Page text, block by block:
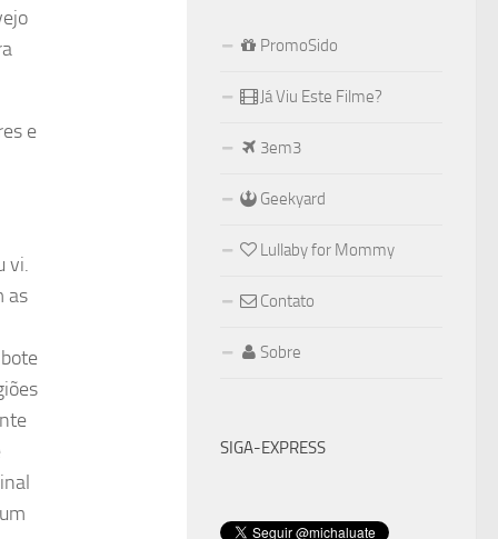
e
vi.
as
PromoSido
Já Viu Este Filme?
3em3
Geekyard
Lullaby for Mommy
Contato
Sobre
SIGA-EXPRESS